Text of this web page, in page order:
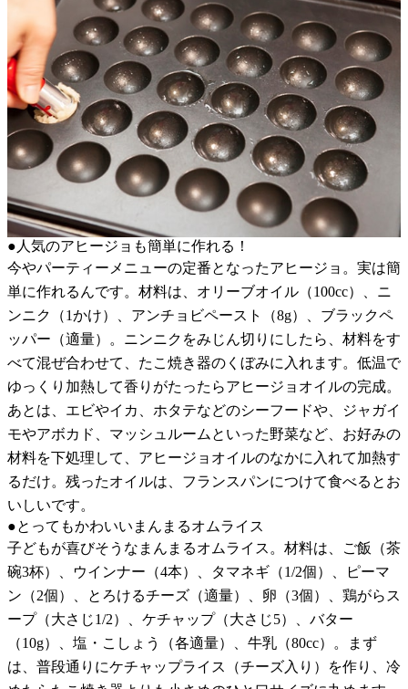
●人気のアヒージョも簡単に作れる！
今やパーティーメニューの定番となったアヒージョ。実は簡
単に作れるんです。材料は、オリーブオイル（100cc）、ニ
ンニク（1かけ）、アンチョビペースト（8g）、ブラックペ
ッパー（適量）。ニンニクをみじん切りにしたら、材料をす
べて混ぜ合わせて、たこ焼き器のくぼみに入れます。低温で
ゆっくり加熱して香りがたったらアヒージョオイルの完成。
あとは、エビやイカ、ホタテなどのシーフードや、ジャガイ
モやアボカド、マッシュルームといった野菜など、お好みの
材料を下処理して、アヒージョオイルのなかに入れて加熱す
るだけ。残ったオイルは、フランスパンにつけて食べるとお
いしいです。
●とってもかわいいまんまるオムライス
子どもが喜びそうなまんまるオムライス。材料は、ご飯（茶
碗3杯）、ウインナー（4本）、タマネギ（1/2個）、ピーマ
ン（2個）、とろけるチーズ（適量）、卵（3個）、鶏がらス
ープ（大さじ1/2）、ケチャップ（大さじ5）、バター
（10g）、塩・こしょう（各適量）、牛乳（80cc）。まず
は、普段通りにケチャップライス（チーズ入り）を作り、冷